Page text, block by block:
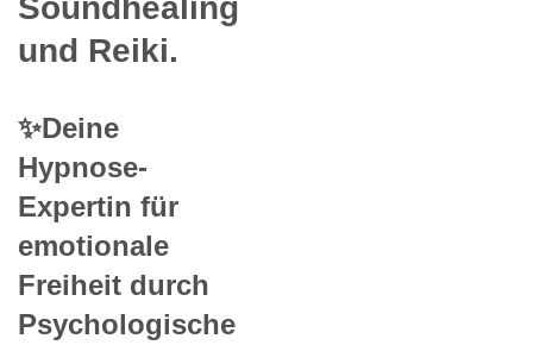
und Reiki.
✨Deine
Hypnose-
Expertin für
emotionale
Freiheit durch
Psychologische